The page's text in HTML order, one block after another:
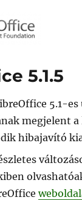
5.1.5
5.1-
megjelent
hibajavító